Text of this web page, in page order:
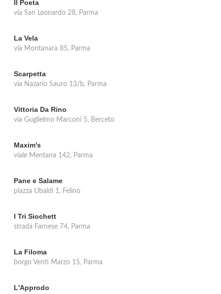
Il Poeta
via San Leonardo 28, Parma
La Vela
via Montanara 85, Parma
Scarpetta
via Nazario Sauro 13/b, Parma
Vittoria Da Rino
via Guglielmo Marconi 5, Berceto
Maxim's
viale Mentana 142, Parma
Pane e Salame
piazza Ubaldi 1, Felino
I Tri Siochett
strada Farnese 74, Parma
La Filoma
borgo Venti Marzo 15, Parma
L'Approdo